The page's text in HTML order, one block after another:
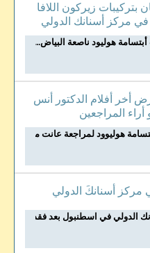
بتركيبات زيركون اللافا
في مركز أسنانك الدولي
هوليود ناصعة البياض...
أخر أفلام الدكتور أنس
المراجعين
هوليوود لمراجعة عانت من...
أسنانكَ الدولي
الدولي في اسطنبول بعد فقد...